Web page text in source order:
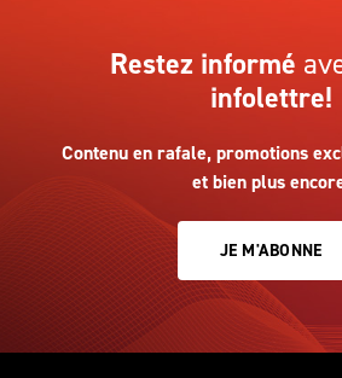
Restez informé
infolettre!
Contenu en rafale, promotions
et bien plus
JE M'ABONNE